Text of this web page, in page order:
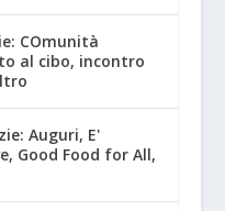
COmunità
al cibo, incontro
Auguri, E'
Good Food for All,